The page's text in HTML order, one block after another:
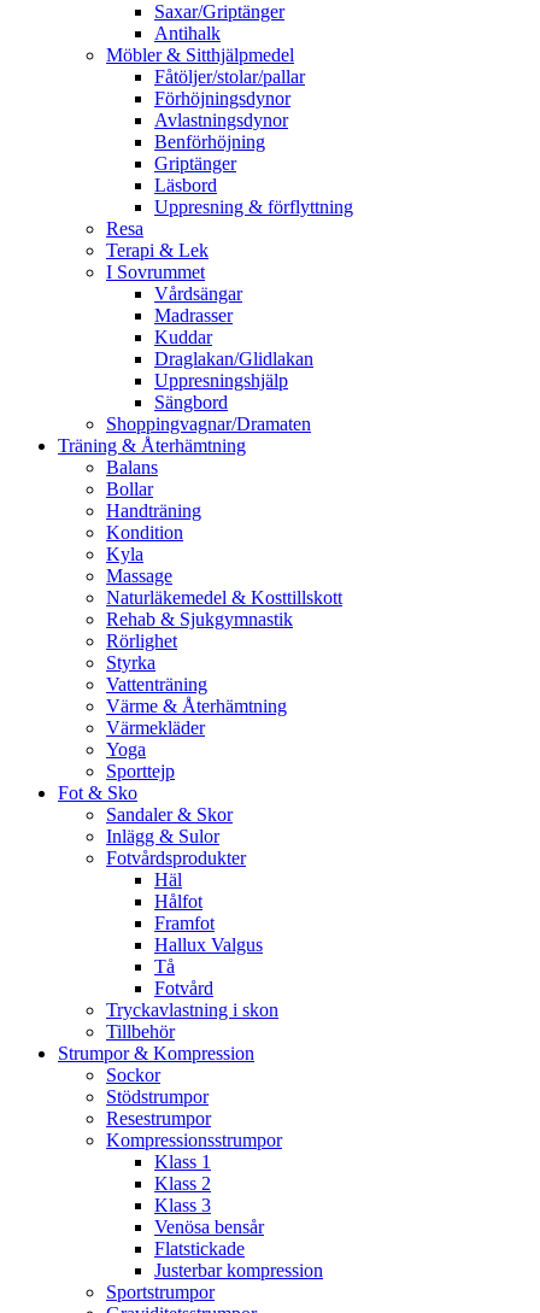
Saxar/Griptänger
Antihalk
Möbler & Sitthjälpmedel
Fåtöljer/stolar/pallar
Förhöjningsdynor
Avlastningsdynor
Benförhöjning
Griptänger
Läsbord
Uppresning & förflyttning
Resa
Terapi & Lek
I Sovrummet
Vårdsängar
Madrasser
Kuddar
Draglakan/Glidlakan
Uppresningshjälp
Sängbord
Shoppingvagnar/Dramaten
Träning & Återhämtning
Balans
Bollar
Handträning
Kondition
Kyla
Massage
Naturläkemedel & Kosttillskott
Rehab & Sjukgymnastik
Rörlighet
Styrka
Vattenträning
Värme & Återhämtning
Värmekläder
Yoga
Sporttejp
Fot & Sko
Sandaler & Skor
Inlägg & Sulor
Fotvårdsprodukter
Häl
Hålfot
Framfot
Hallux Valgus
Tå
Fotvård
Tryckavlastning i skon
Tillbehör
Strumpor & Kompression
Sockor
Stödstrumpor
Resestrumpor
Kompressionsstrumpor
Klass 1
Klass 2
Klass 3
Venösa bensår
Flatstickade
Justerbar kompression
Sportstrumpor